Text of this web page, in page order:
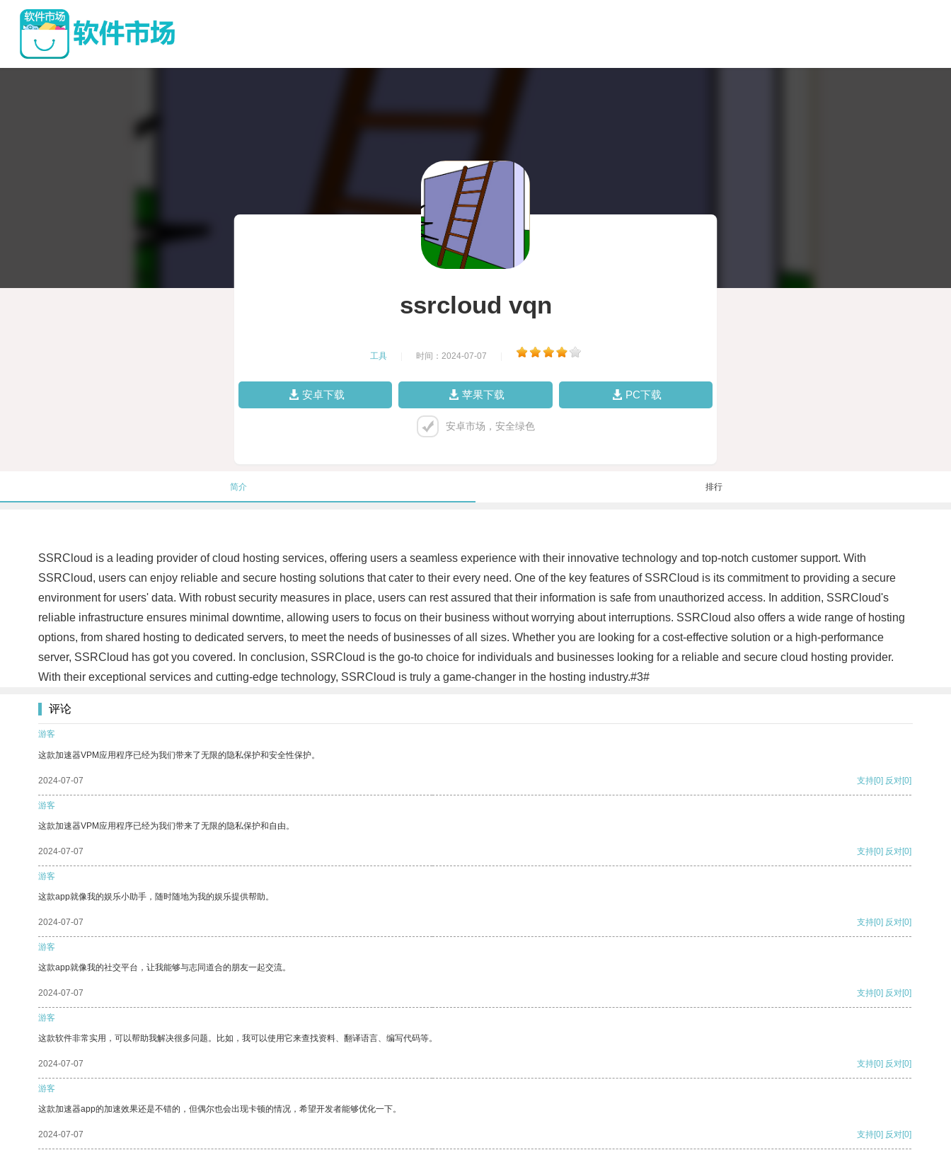
ssrcloud vqn
工具 时间：2024-07-07
安卓下载 苹果下载 PC下载
安卓市场，安全绿色
简介 排行
SSRCloud is a leading provider of cloud hosting services, offering users a seamless experience with their innovative technology and top-notch customer support. With
SSRCloud, users can enjoy reliable and secure hosting solutions that cater to their every need. One of the key features of SSRCloud is its commitment to providing a secure
environment for users' data. With robust security measures in place, users can rest assured that their information is safe from unauthorized access. In addition, SSRCloud's
reliable infrastructure ensures minimal downtime, allowing users to focus on their business without worrying about interruptions. SSRCloud also offers a wide range of hosting
options, from shared hosting to dedicated servers, to meet the needs of businesses of all sizes. Whether you are looking for a cost-effective solution or a high-performance
server, SSRCloud has got you covered. In conclusion, SSRCloud is the go-to choice for individuals and businesses looking for a reliable and secure cloud hosting provider.
With their exceptional services and cutting-edge technology, SSRCloud is truly a game-changer in the hosting industry.#3#
评论
游客
这款加速器VPM应用程序已经为我们带来了无限的隐私保护和安全性保护。
2024-07-07 支持[0] 反对[0]
游客
这款加速器VPM应用程序已经为我们带来了无限的隐私保护和自由。
2024-07-07 支持[0] 反对[0]
游客
这款app就像我的娱乐小助手，随时随地为我的娱乐提供帮助。
2024-07-07 支持[0] 反对[0]
游客
这款app就像我的社交平台，让我能够与志同道合的朋友一起交流。
2024-07-07 支持[0] 反对[0]
游客
这款软件非常实用，可以帮助我解决很多问题。比如，我可以使用它来查找资料、翻译语言、编写代码等。
2024-07-07 支持[0] 反对[0]
游客
这款加速器app的加速效果还是不错的，但偶尔也会出现卡顿的情况，希望开发者能够优化一下。
2024-07-07 支持[0] 反对[0]